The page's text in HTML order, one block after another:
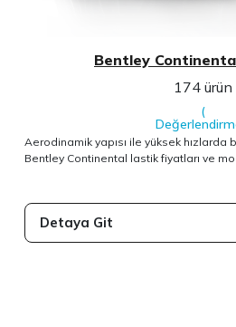
Bentley
174 ürün
(
Aerodinamik yapısı ile yüksek
Bentley Continental lastik fiyatları ve
Detaya Git